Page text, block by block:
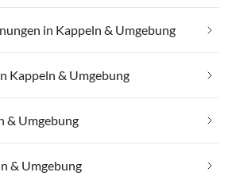
in Kappeln & Umgebung
Kappeln & Umgebung
& Umgebung
& Umgebung